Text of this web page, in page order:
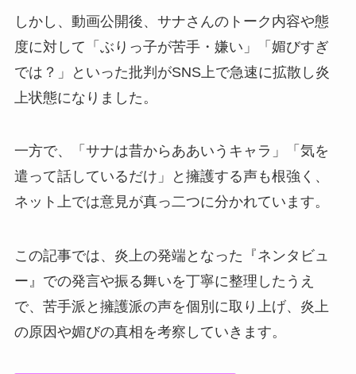
しかし、動画公開後、サナさんのトーク内容や態
度に対して「ぶりっ子が苦手・嫌い」「媚びすぎ
では？」といった批判がSNS上で急速に拡散し炎
上状態になりました。
一方で、「サナは昔からああいうキャラ」「気を
遣って話しているだけ」と擁護する声も根強く、
ネット上では意見が真っ二つに分かれています。
この記事では、炎上の発端となった『ネンタビュ
ー』での発言や振る舞いを丁寧に整理したうえ
で、苦手派と擁護派の声を個別に取り上げ、炎上
の原因や媚びの真相を考察していきます。